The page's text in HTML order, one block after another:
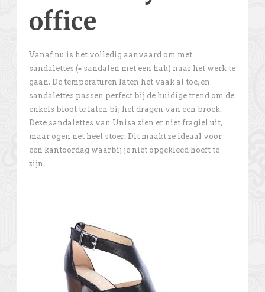
office
Vanaf nu is het volledig aanvaard om met
sandalettes (= sandalen met een hak) naar het werk te
gaan. De temperaturen laten het vaak al toe, en
sandalettes passen perfect bij de huidige trend om de
enkels bloot te laten bij het dragen van een broek.
Deze sandalettes van Unisa zien er niet fragiel uit,
maar ogen net heel stoer. Dit maakt ze ideaal voor
een kantoordag waarbij je niet opgekleed hoeft te
zijn.